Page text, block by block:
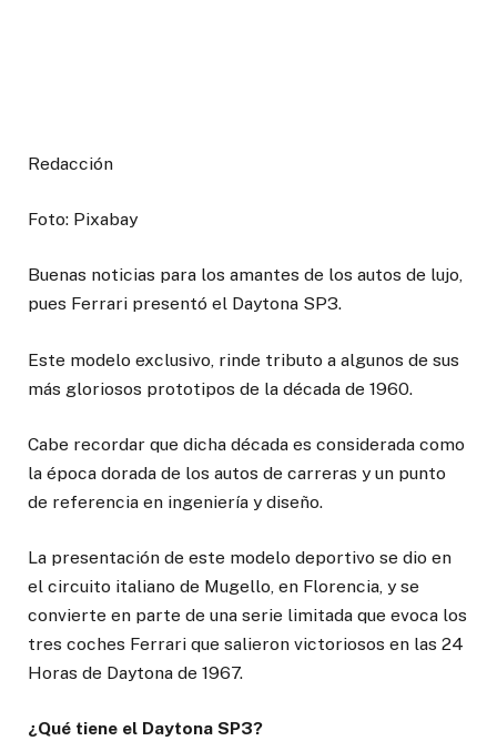
Redacción
Foto: Pixabay
Buenas noticias para los amantes de los autos de lujo,
pues Ferrari presentó el Daytona SP3.
Este modelo exclusivo, rinde tributo a algunos de sus
más gloriosos prototipos de la década de 1960.
Cabe recordar que dicha década es considerada como
la época dorada de los autos de carreras y un punto
de referencia en ingeniería y diseño.
La presentación de este modelo deportivo se dio en
el circuito italiano de Mugello, en Florencia, y se
convierte en parte de una serie limitada que evoca los
tres coches Ferrari que salieron victoriosos en las 24
Horas de Daytona de 1967.
¿Qué tiene el Daytona SP3?